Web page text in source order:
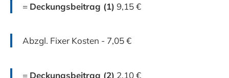
= Deckungsbeitrag (1) 9,15 €
Abzgl. Fixer Kosten - 7,05 €
= Deckungsbeitrag (2) 2,10 €